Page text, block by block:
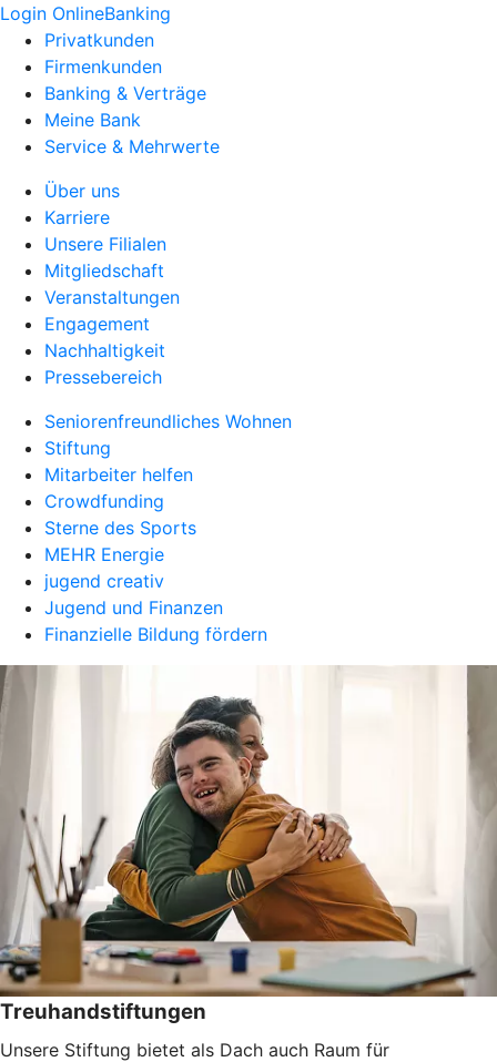
Login OnlineBanking
Privatkunden
Firmenkunden
Banking & Verträge
Meine Bank
Service & Mehrwerte
Über uns
Karriere
Unsere Filialen
Mitgliedschaft
Veranstaltungen
Engagement
Nachhaltigkeit
Pressebereich
Seniorenfreundliches Wohnen
Stiftung
Mitarbeiter helfen
Crowdfunding
Sterne des Sports
MEHR Energie
jugend creativ
Jugend und Finanzen
Finanzielle Bildung fördern
Treuhandstiftungen
Unsere Stiftung bietet als Dach auch Raum für